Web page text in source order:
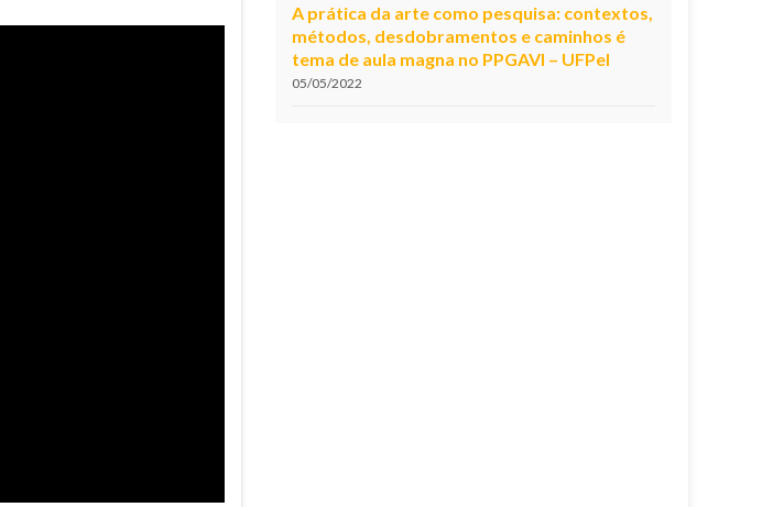
A prática da arte como pesquisa: contextos,
métodos, desdobramentos e caminhos é
tema de aula magna no PPGAVI – UFPel
05/05/2022